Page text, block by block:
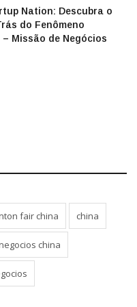
Nation: Descubra o
do Fenômeno
Missão de Negócios
fair china china
china